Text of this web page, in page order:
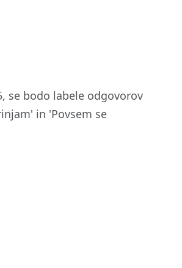
se bodo labele odgovorov
in 'Povsem se